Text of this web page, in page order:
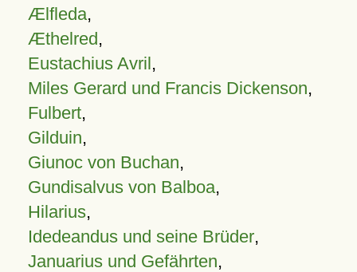
Ælfleda,
Æthelred,
Eustachius Avril,
Miles Gerard und Francis Dickenson,
Fulbert,
Gilduin,
Giunoc von Buchan,
Gundisalvus von Balboa,
Hilarius,
Idedeandus und seine Brüder,
Januarius und Gefährten,